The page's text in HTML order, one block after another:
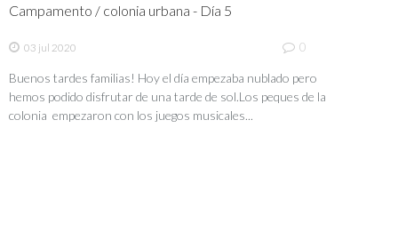
Campamento / colonia urbana - Día 5
03 jul 2020 0
Buenos tardes familias! Hoy el día empezaba nublado pero
hemos podido disfrutar de una tarde de sol.Los peques de la
colonia empezaron con los juegos musicales...